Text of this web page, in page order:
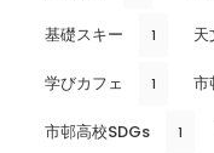
基礎スキー 1 天
学びカフェ 1 市
市邨高校SDGs 1